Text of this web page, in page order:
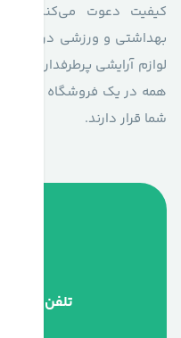
کیفیت دعوت می‌کند. تنوع
بهداشتی و ورزشی در
لوازم آرایشی پرطرفدار
همه در یک فروشگاه با
شما قرار دارند.
تلفن